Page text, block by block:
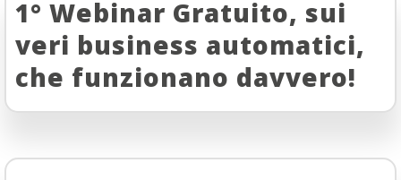
1° Webinar Gratuito, sui
veri business automatici,
che funzionano davvero!